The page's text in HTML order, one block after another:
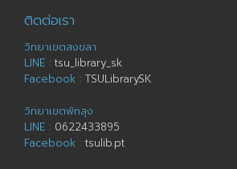
ติดต่อเรา
วิทยาเขตสงขลา
LINE : tsu_library_sk
Facebook : TSULibrarySK
วิทยาเขตพัทลุง
LINE : 0622433895
Facebook : tsulib.pt